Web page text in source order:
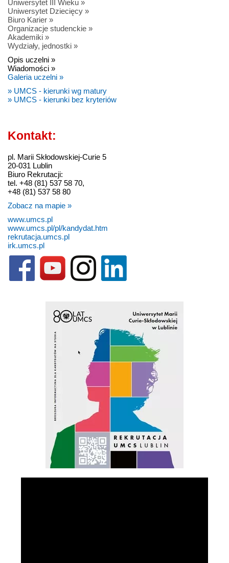
Uniwersytet III Wieku »
Uniwersytet Dziecięcy »
Biuro Karier »
Organizacje studenckie »
Akademiki »
Wydziały, jednostki »
Opis uczelni »
Wiadomości »
Galeria uczelni »
» UMCS - kierunki wg matury
» UMCS - kierunki bez kryteriów
Kontakt:
pl. Marii Skłodowskiej-Curie 5
20-031 Lublin
Biuro Rekrutacji:
tel. +48 (81) 537 58 70,
+48 (81) 537 58 80
Zobacz na mapie »
www.umcs.pl
www.umcs.pl/pl/kandydat.htm
rekrutacja.umcs.pl
irk.umcs.pl